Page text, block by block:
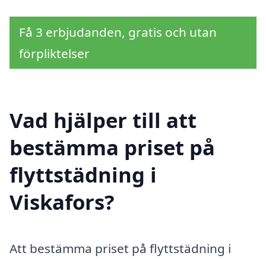
Få 3 erbjudanden, gratis och utan
förpliktelser
Vad hjälper till att
bestämma priset på
flyttstädning i
Viskafors?
Att bestämma priset på flyttstädning i